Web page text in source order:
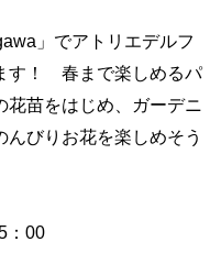
」でアトリエデルフ
す！ 春まで楽しめるパ
花苗をはじめ、ガーデニ
びりお花を楽しめそう
： 00